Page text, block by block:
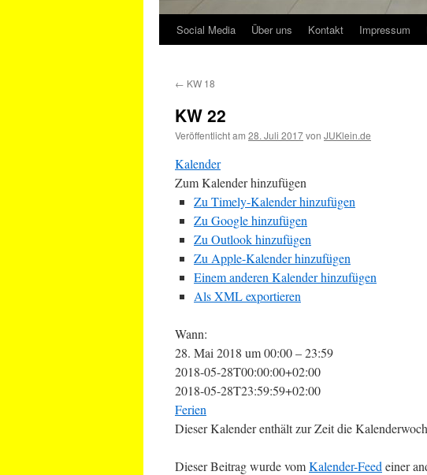
Social Media Über uns Kontakt Impressum
← KW 18
KW 22
Veröffentlicht am 28. Juli 2017von JUKlein.de
Kalender
Zum Kalender hinzufügen
Zu Timely-Kalender hinzufügen
Zu Google hinzufügen
Zu Outlook hinzufügen
Zu Apple-Kalender hinzufügen
Einem anderen Kalender hinzufügen
Als XML exportieren
Wann:
28. Mai 2018 um 00:00 – 23:59
2018-05-28T00:00:00+02:00
2018-05-28T23:59:59+02:00
Ferien
Dieser Kalender enthält zur Zeit die
Dieser Beitrag wurde vomKalender-Feed einer